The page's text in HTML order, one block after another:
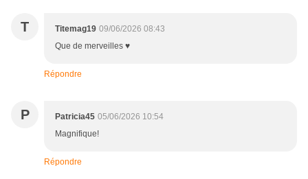
T Titemag19 09/06/2026 08:43
Que de merveilles ♥
Répondre
P Patricia45 05/06/2026 10:54
Magnifique!
Répondre